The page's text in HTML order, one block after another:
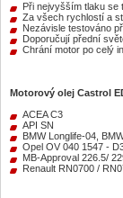
Při nejvyšším tlaku
Za všech rychlostí a
Nezávisle testováno
Doporučují přední
Chrání motor po celý
Motorový olej Castrol
ACEA C3
API SN
BMW Longlife-04,
Opel OV 040 1547 -
MB-Approval 226.5/
Renault RN0700 /